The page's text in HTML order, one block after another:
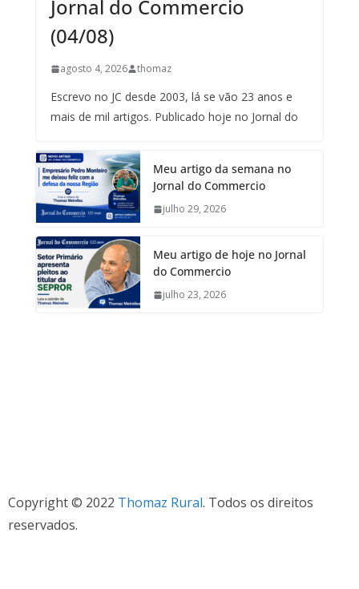
Jornal do Commercio
(04/08)
agosto 4, 2026 thomaz
Escrevo no JC desde 2003, lá se vão 23 anos e
mais de mil artigos. Publicado hoje no Jornal do
Meu artigo da semana no
Jornal do Commercio
julho 29, 2026
Meu artigo de hoje no Jornal
do Commercio
julho 23, 2026
Copyright © 2022 Thomaz Rural. Todos os direitos
reservados.